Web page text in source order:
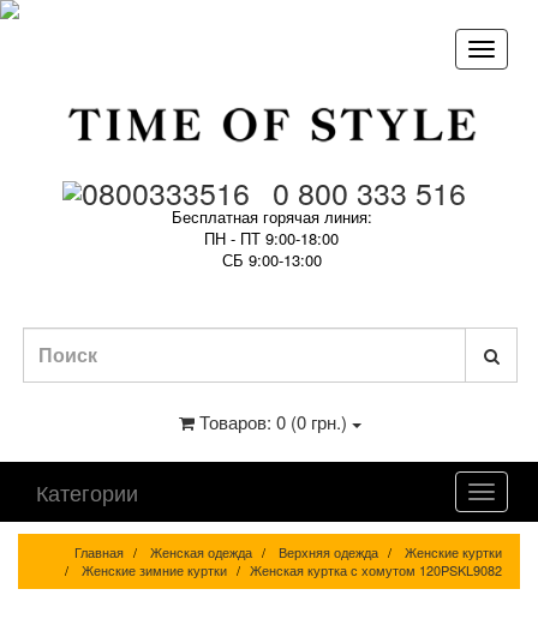
0 800 333 516
Бесплатная горячая линия:
ПН - ПТ 9:00-18:00
СБ 9:00-13:00
Товаров: 0 (0 грн.)
Категории
Главная Женская одежда Верхняя одежда
Женские куртки
Женские зимние куртки
Женская куртка с хомутом 120PSKL9082